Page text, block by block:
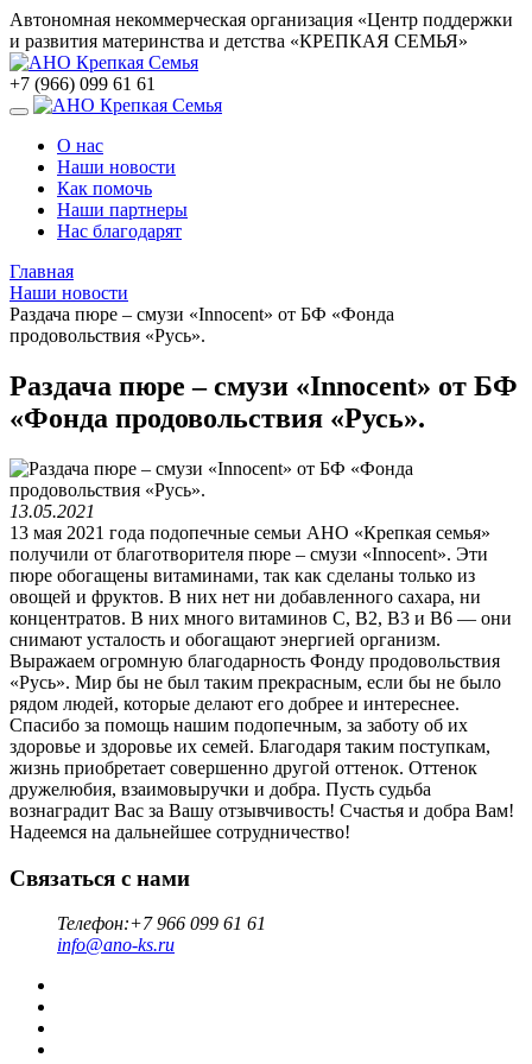
Автономная некоммерческая организация «Центр поддержки
и развития материнства и детства «КРЕПКАЯ СЕМЬЯ»
+7 (966) 099 61 61
О нас
Наши новости
Как помочь
Наши партнеры
Нас благодарят
Главная
Наши новости
Раздача пюре – смузи «Innocent» от БФ «Фонда
продовольствия «Русь».
Раздача пюре – смузи «Innocent» от БФ
«Фонда продовольствия «Русь».
13.05.2021
13 мая 2021 года подопечные семьи АНО «Крепкая семья»
получили от благотворителя пюре – смузи «Innocent». Эти
пюре обогащены витаминами, так как сделаны только из
овощей и фруктов. В них нет ни добавленного сахара, ни
концентратов. В них много витаминов С, В2, В3 и В6 — они
снимают усталость и обогащают энергией организм.
Выражаем огромную благодарность Фонду продовольствия
«Русь». Мир бы не был таким прекрасным, если бы не было
рядом людей, которые делают его добрее и интереснее.
Спасибо за помощь нашим подопечным, за заботу об их
здоровье и здоровье их семей. Благодаря таким поступкам,
жизнь приобретает совершенно другой оттенок. Оттенок
дружелюбия, взаимовыручки и добра. Пусть судьба
вознаградит Вас за Вашу отзывчивость! Счастья и добра Вам!
Надеемся на дальнейшее сотрудничество!
Связаться с нами
Телефон:+7 966 099 61 61
info@ano-ks.ru